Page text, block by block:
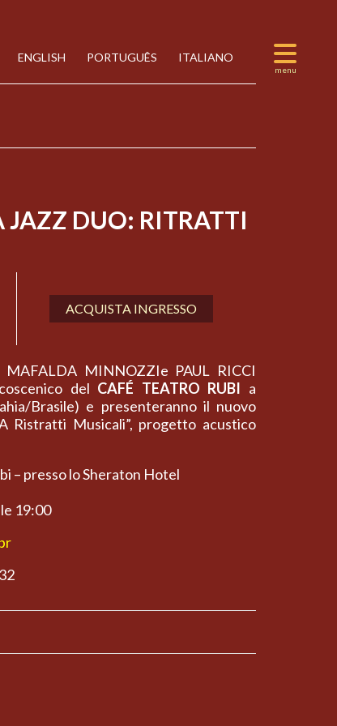
ENGLISH PORTUGUÊS ITALIANO
DUO: RITRATTI
ACQUISTA INGRESSO
MINNOZZIe PAUL RICCI
del CAFÉ TEATRO RUBI a
Brasile) e presenteranno il nuovo
Ristratti Musicali”, progetto acustico
– presso lo Sheraton Hotel
19:00